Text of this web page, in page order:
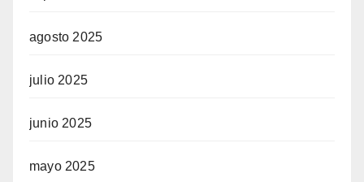
agosto 2025
julio 2025
junio 2025
mayo 2025